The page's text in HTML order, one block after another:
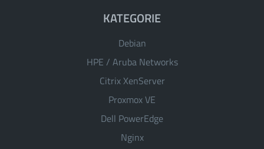
KATEGORIE
Debian
HPE / Aruba Networks
Citrix XenServer
Proxmox VE
Dell PowerEdge
Nginx